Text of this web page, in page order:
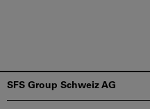
Piè
SFS Group Schweiz AG